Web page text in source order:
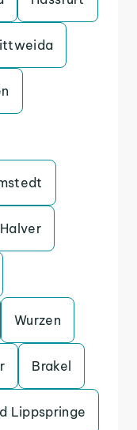
Halver
Wurzen
Brakel
Lippspringe